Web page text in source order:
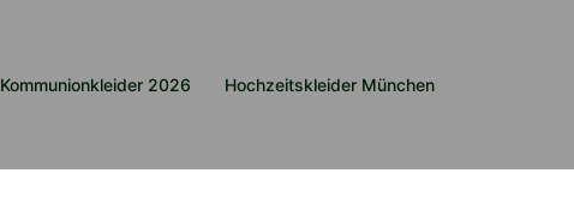
Kommunionkleider 2026 Hochzeitskleider München